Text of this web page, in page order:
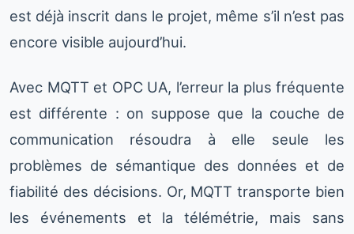
est déjà inscrit dans le projet, même s’il n’est pas
encore visible aujourd’hui.
Avec MQTT et OPC UA, l’erreur la plus fréquente
est différente : on suppose que la couche de
communication résoudra à elle seule les
problèmes de sémantique des données et de
fiabilité des décisions. Or, MQTT transporte bien
les événements et la télémétrie, mais sans